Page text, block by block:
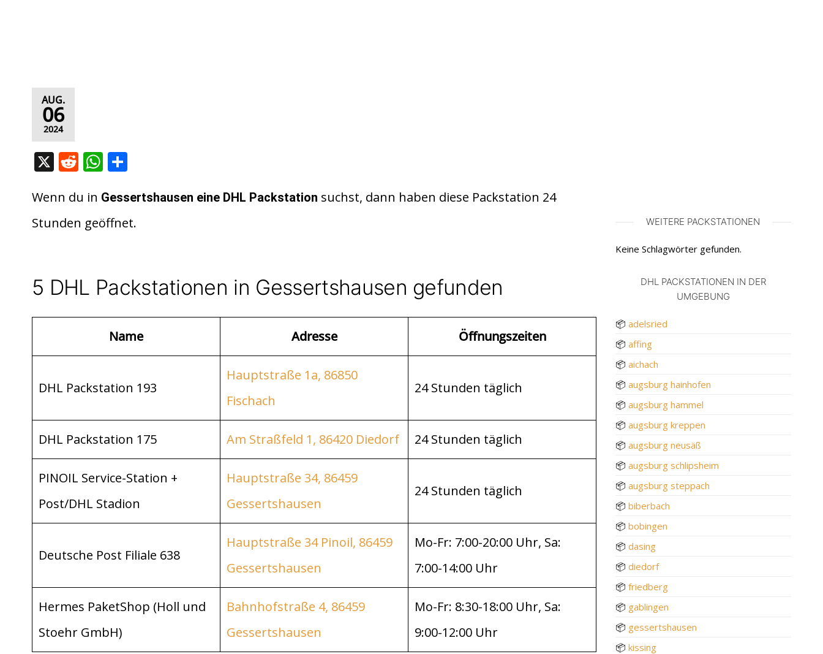
AUG.
06
2024
X R
d
di
W
at
s
p
le
n
Wenn du in Gessertshausen eine DHL Packstation suchst, dann haben diese Packstation 24
Stunden geöffnet.
5 DHL Packstationen in Gessertshausen gefunden
Name Adresse Öffnungszeiten
DHL Packstation 193
Hauptstraße 1a, 86850
Fischach
24 Stunden täglich
DHL Packstation 175 Am Straßfeld 1, 86420 Diedorf 24 Stunden täglich
PINOIL Service-Station +
Post/DHL Stadion
Hauptstraße 34, 86459
Gessertshausen
24 Stunden täglich
Deutsche Post Filiale 638
Hauptstraße 34 Pinoil, 86459
Gessertshausen
Mo-Fr: 7:00-20:00 Uhr, Sa:
7:00-14:00 Uhr
Hermes PaketShop (Holl und
Stoehr GmbH)
Bahnhofstraße 4, 86459
Gessertshausen
Mo-Fr: 8:30-18:00 Uhr, Sa:
9:00-12:00 Uhr
WEITERE PACKSTATIONEN
Keine Schlagwörter gefunden.
DHL PACKSTATIONEN IN DER
UMGEBUNG
📦 adelsried
📦 affing
📦 aichach
📦 augsburg hainhofen
📦 augsburg hammel
📦 augsburg kreppen
📦 augsburg neusäß
📦 augsburg schlipsheim
📦 augsburg steppach
📦 biberbach
📦 bobingen
📦 dasing
📦 diedorf
📦 friedberg
📦 gablingen
📦 gessertshausen
📦 kissing